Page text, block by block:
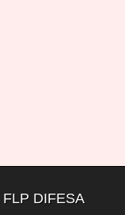
DIFESA